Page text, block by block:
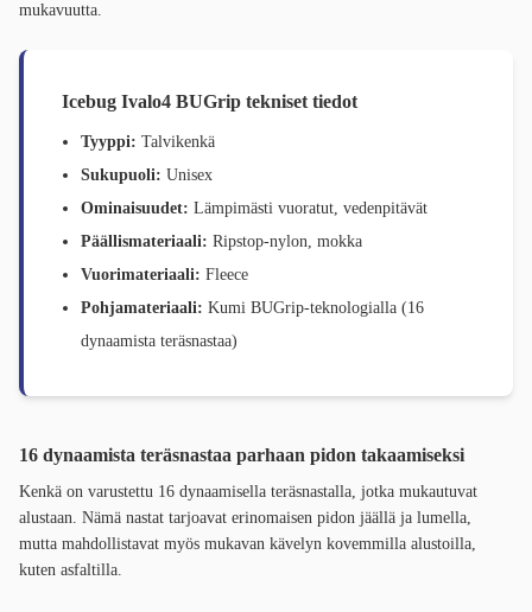
mukavuutta.
Icebug Ivalo4 BUGrip tekniset tiedot
Tyyppi: Talvikenkä
Sukupuoli: Unisex
Ominaisuudet: Lämpimästi vuoratut, vedenpitävät
Päällismateriaali: Ripstop-nylon, mokka
Vuorimateriaali: Fleece
Pohjamateriaali: Kumi BUGrip-teknologialla (16
dynaamista teräsnastaa)
16 dynaamista teräsnastaa parhaan pidon takaamiseksi
Kenkä on varustettu 16 dynaamisella teräsnastalla, jotka mukautuvat
alustaan. Nämä nastat tarjoavat erinomaisen pidon jäällä ja lumella,
mutta mahdollistavat myös mukavan kävelyn kovemmilla alustoilla,
kuten asfaltilla.